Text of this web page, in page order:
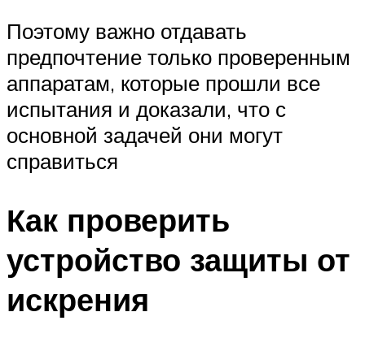
Поэтому важно отдавать
предпочтение только проверенным
аппаратам, которые прошли все
испытания и доказали, что с
основной задачей они могут
справиться
Как проверить
устройство защиты от
искрения